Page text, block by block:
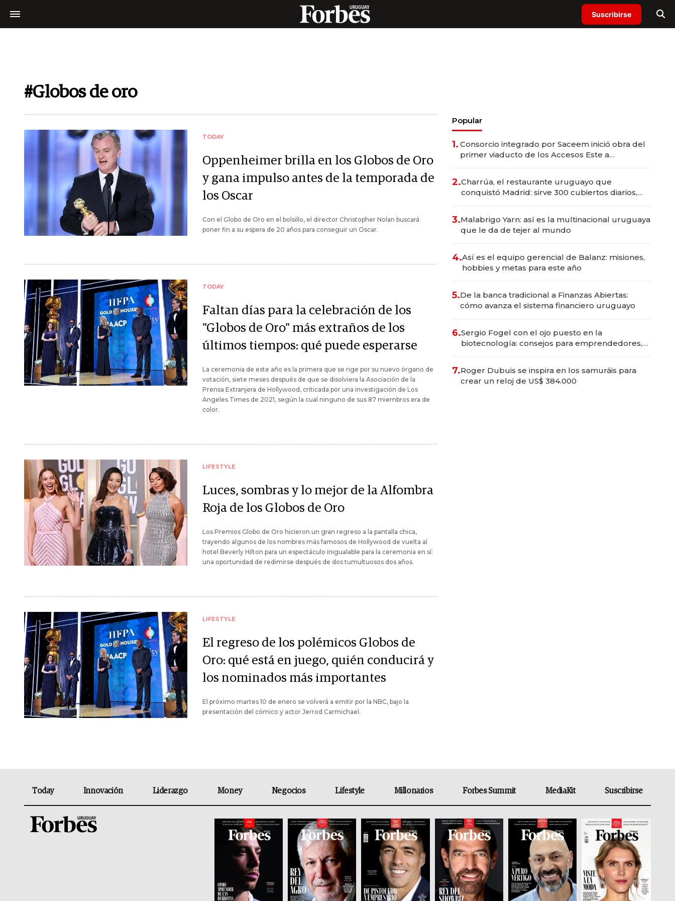
Suscribirse
#Globos de oro
TODAY
Oppenheimer brilla en los Globos de Oro
y gana impulso antes de la temporada de
los Oscar
Con el Globo de Oro en el bolsillo, el director Christopher Nolan buscará
poner fin a su espera de 20 años para conseguir un Oscar.
TODAY
Faltan días para la celebración de los
"Globos de Oro" más extraños de los
últimos tiempos: qué puede esperarse
La ceremonia de este año es la primera que se rige por su nuevo órgano de
votación, siete meses después de que se disolviera la Asociación de la
Prensa Extranjera de Hollywood, criticada por una investigación de Los
Angeles Times de 2021, según la cual ninguno de sus 87 miembros era de
color.
LIFESTYLE
Luces, sombras y lo mejor de la Alfombra
Roja de los Globos de Oro
Los Premios Globo de Oro hicieron un gran regreso a la pantalla chica,
trayendo algunos de los nombres más famosos de Hollywood de vuelta al
hotel Beverly Hilton para un espectáculo inigualable para la ceremonia en sí:
una oportunidad de redimirse después de dos tumultuosos dos años.
LIFESTYLE
El regreso de los polémicos Globos de
Oro: qué está en juego, quién conducirá y
los nominados más importantes
El próximo martes 10 de enero se volverá a emitir por la NBC, bajo la
presentación del cómico y actor Jerrod Carmichael.
Popular
1. Consorcio integrado por Saceem inició obra del
primer viaducto de los Accesos Este a
2.Charrúa, el restaurante uruguayo que
conquistó Madrid: sirve 300 cubiertos diarios,
3.Malabrigo Yarn: así es la multinacional uruguaya
que le da de tejer al mundo
4.Así es el equipo gerencial de Balanz: misiones,
hobbies y metas para este año
5.De la banca tradicional a Finanzas Abiertas:
cómo avanza el sistema financiero uruguayo
6.Sergio Fogel con el ojo puesto en la
biotecnología: consejos para emprendedores,
7.Roger Dubuis se inspira en los samuráis para
crear un reloj de US$ 384.000
Today Innovación Liderazgo Money Negocios Lifestyle Millonarios Forbes Summit MediaKit Suscribirse